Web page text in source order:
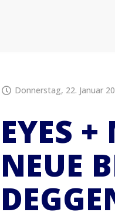
Donnerstag, 22. Januar
EYES +
NEUE